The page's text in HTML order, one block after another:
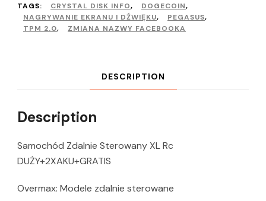
TAGS:
CRYSTAL DISK INFO, DOGECOIN,
NAGRYWANIE EKRANU I DŹWIĘKU, PEGASUS,
TPM 2.0, ZMIANA NAZWY FACEBOOKA
DESCRIPTION
Description
Samochód Zdalnie Sterowany XL Rc
DUŻY+2XAKU+GRATIS
Overmax: Modele zdalnie sterowane